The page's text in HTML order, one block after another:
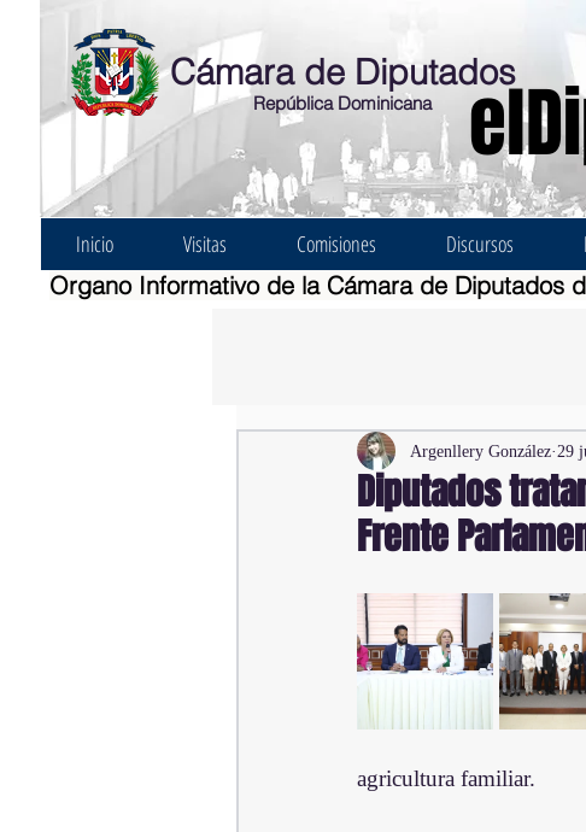
Cámara de Diputados
República Dominicana
Inicio Visitas Comisiones Discursos
Organo Informativo de la Cámara de Diputados
Diputados
Frente
Argenllery González 29
agricultura familiar.